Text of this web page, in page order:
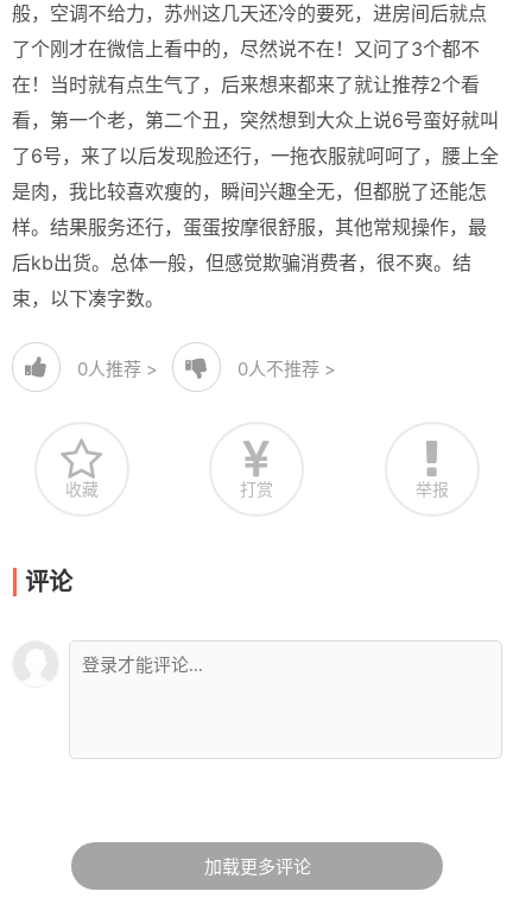
般，空调不给力，苏州这几天还冷的要死，进房间后就点
了个刚才在微信上看中的，尽然说不在！又问了3个都不
在！当时就有点生气了，后来想来都来了就让推荐2个看
看，第一个老，第二个丑，突然想到大众上说6号蛮好就叫
了6号，来了以后发现脸还行，一拖衣服就呵呵了，腰上全
是肉，我比较喜欢瘦的，瞬间兴趣全无，但都脱了还能怎
样。结果服务还行，蛋蛋按摩很舒服，其他常规操作，最
后kb出货。总体一般，但感觉欺骗消费者，很不爽。结
束，以下凑字数。
0人推荐 > 0人不推荐 >
收藏 打赏 举报
评论
加载更多评论